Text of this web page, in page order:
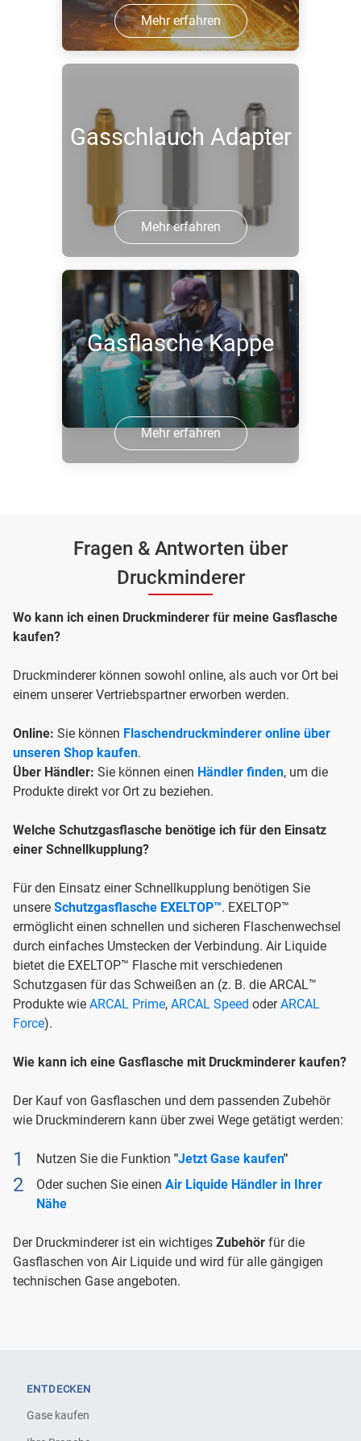
Mehr erfahren
Gasschlauch Adapter
Mehr erfahren
Gasflasche Kappe
Mehr erfahren
Fragen & Antworten über
Druckminderer
Wo kann ich einen Druckminderer für meine Gasflasche
kaufen?
Druckminderer können sowohl online, als auch vor Ort bei
einem unserer Vertriebspartner erworben werden.
Online: Sie können Flaschendruckminderer online über
unseren Shop kaufen.
Über Händler: Sie können einen Händler finden, um die
Produkte direkt vor Ort zu beziehen.
Welche Schutzgasflasche benötige ich für den Einsatz
einer Schnellkupplung?
Für den Einsatz einer Schnellkupplung benötigen Sie
unsere Schutzgasflasche EXELTOP™. EXELTOP™
ermöglicht einen schnellen und sicheren Flaschenwechsel
durch einfaches Umstecken der Verbindung. Air Liquide
bietet die EXELTOP™ Flasche mit verschiedenen
Schutzgasen für das Schweißen an (z. B. die ARCAL™
Produkte wie ARCAL Prime, ARCAL Speed oderARCAL
Force).
Wie kann ich eine Gasflasche mit Druckminderer kaufen?
Der Kauf von Gasflaschen und dem passenden Zubehör
wie Druckminderern kann über zwei Wege getätigt werden:
Nutzen Sie die Funktion "Jetzt Gase kaufen"
Oder suchen Sie einen Air Liquide Händler in Ihrer
Nähe
Der Druckminderer ist ein wichtiges Zubehör für die
Gasflaschen von Air Liquide und wird für alle gängigen
technischen Gase angeboten.
ENTDECKEN
Gase kaufen